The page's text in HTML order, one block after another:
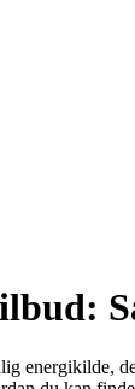
energikilde,